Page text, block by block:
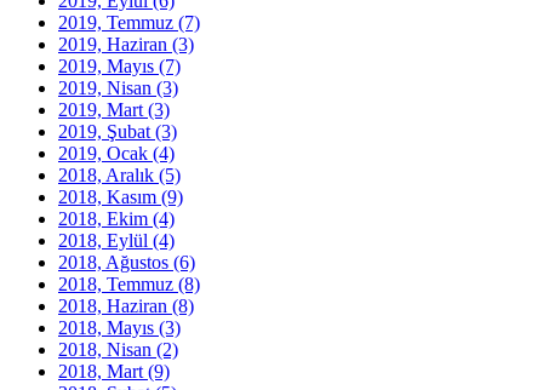
2019, Temmuz (7)
2019, Haziran (3)
2019, Mayıs (7)
2019, Nisan (3)
2019, Mart (3)
2019, Şubat (3)
2019, Ocak (4)
2018, Aralık (5)
2018, Kasım (9)
2018, Ekim (4)
2018, Eylül (4)
2018, Ağustos (6)
2018, Temmuz (8)
2018, Haziran (8)
2018, Mayıs (3)
2018, Nisan (2)
2018, Mart (9)